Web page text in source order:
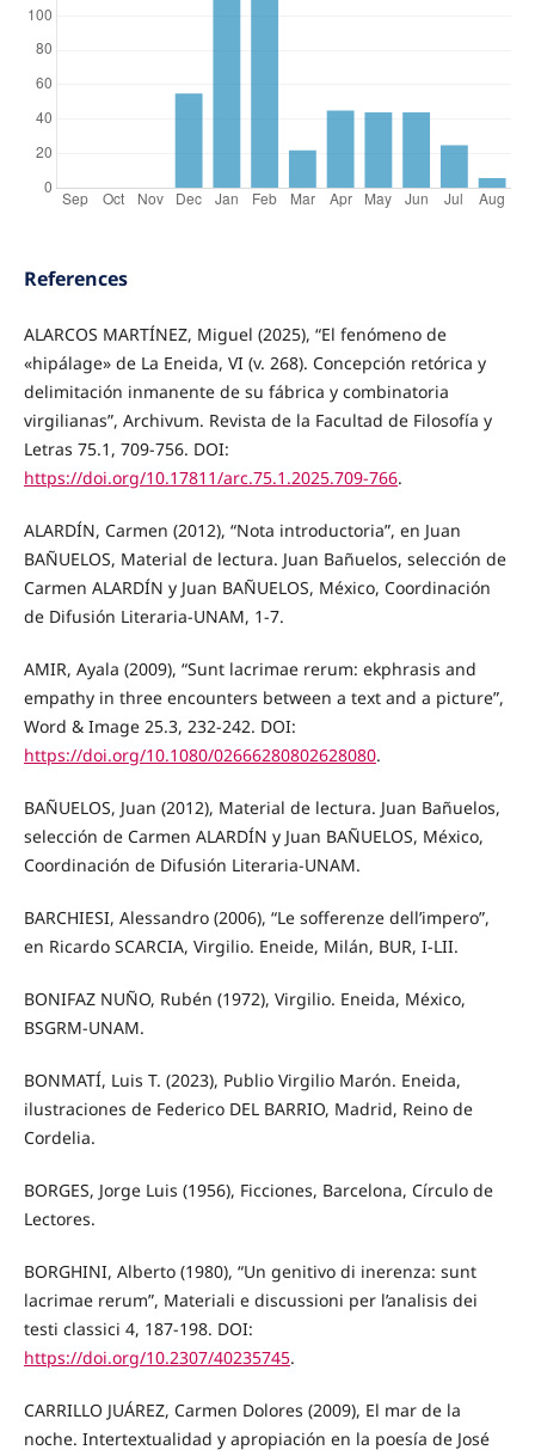
References
ALARCOS MARTÍNEZ, Miguel (2025), “El fenómeno de
«hipálage» de La Eneida, VI (v. 268). Concepción retórica y
delimitación inmanente de su fábrica y combinatoria
virgilianas”, Archivum. Revista de la Facultad de Filosofía y
Letras 75.1, 709-756. DOI:
https://doi.org/10.17811/arc.75.1.2025.709-766.
ALARDÍN, Carmen (2012), “Nota introductoria”, en Juan
BAÑUELOS, Material de lectura. Juan Bañuelos, selección de
Carmen ALARDÍN y Juan BAÑUELOS, México, Coordinación
de Difusión Literaria-UNAM, 1-7.
AMIR, Ayala (2009), “Sunt lacrimae rerum: ekphrasis and
empathy in three encounters between a text and a picture”,
Word & Image 25.3, 232-242. DOI:
https://doi.org/10.1080/02666280802628080.
BAÑUELOS, Juan (2012), Material de lectura. Juan Bañuelos,
selección de Carmen ALARDÍN y Juan BAÑUELOS, México,
Coordinación de Difusión Literaria-UNAM.
BARCHIESI, Alessandro (2006), “Le sofferenze dell’impero”,
en Ricardo SCARCIA, Virgilio. Eneide, Milán, BUR, I-LII.
BONIFAZ NUÑO, Rubén (1972), Virgilio. Eneida, México,
BSGRM-UNAM.
BONMATÍ, Luis T. (2023), Publio Virgilio Marón. Eneida,
ilustraciones de Federico DEL BARRIO, Madrid, Reino de
Cordelia.
BORGES, Jorge Luis (1956), Ficciones, Barcelona, Círculo de
Lectores.
BORGHINI, Alberto (1980), “Un genitivo di inerenza: sunt
lacrimae rerum”, Materiali e discussioni per l’analisis dei
testi classici 4, 187-198. DOI:
https://doi.org/10.2307/40235745.
CARRILLO JUÁREZ, Carmen Dolores (2009), El mar de la
noche. Intertextualidad y apropiación en la poesía de José